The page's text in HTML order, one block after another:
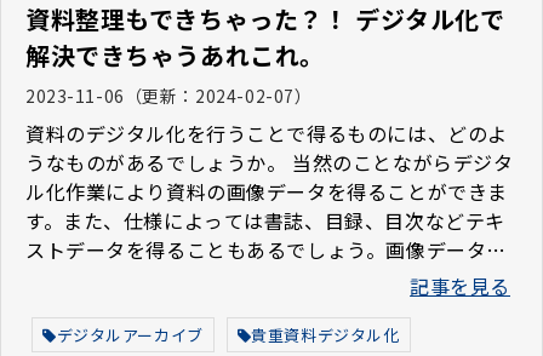
資料整理もできちゃった？！ デジタル化で
解決できちゃうあれこれ。
2023-11-06 （更新： 2024-02-07）
資料のデジタル化を行うことで得るものには、どのよ
うなものがあるでしょうか。 当然のことながらデジタ
ル化作業により資料の画像データを得ることができま
す。また、仕様によっては書誌、目録、目次などテキ
ストデータを得ることもあるでしょう。画像データや
テキストデータなど、デジタル化作業自体で作製され
れることにより、資料情報の価値の向上などの効果も
記事を見る
デジタルアーカイブ 貴重資料デジタル化